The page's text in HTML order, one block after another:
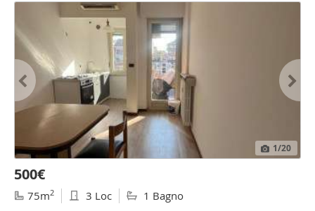
1/20
500€
75m2 3 Loc 1 Bagno